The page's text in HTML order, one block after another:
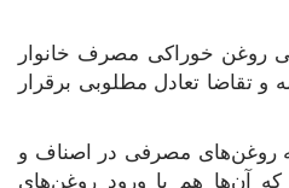
روغن خوراکی مصرف خانوار
تقاضا تعادل مطلوبی برقرار
مصرفی در اصناف و
آن‌ها هم با ورود روغن‌های